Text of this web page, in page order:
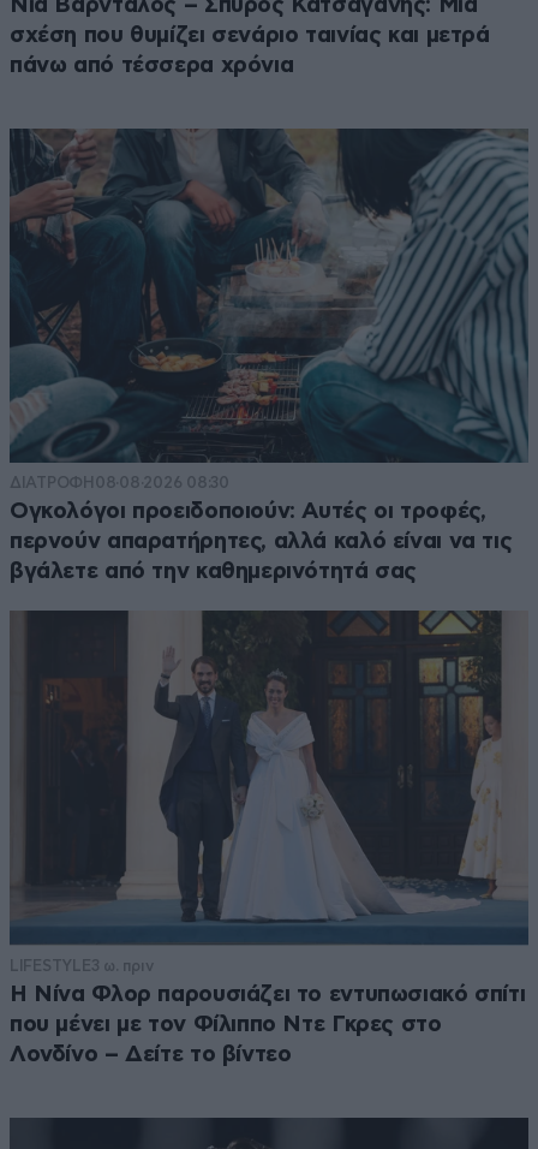
Νία Βαρντάλος – Σπύρος Κατσαγάνης: Μια
σχέση που θυμίζει σενάριο ταινίας και μετρά
πάνω από τέσσερα χρόνια
ΔΙΑΤΡΟΦΗ 08·08·2026 08:30
Ογκολόγοι προειδοποιούν: Αυτές οι τροφές,
περνούν απαρατήρητες, αλλά καλό είναι να τις
βγάλετε από την καθημερινότητά σας
LIFESTYLE3 ω. πριν
Η Νίνα Φλορ παρουσιάζει το εντυπωσιακό σπίτι
που μένει με τον Φίλιππο Ντε Γκρες στο
Λονδίνο – Δείτε το βίντεο